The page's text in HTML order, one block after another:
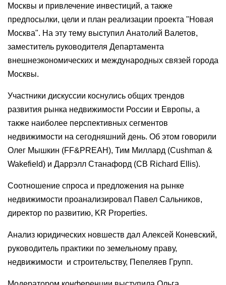
Москвы и привлечение инвестиций, а также
предпосылки, цели и план реализации проекта "Новая
Москва". На эту тему выступил Анатолий Валетов,
заместитель руководителя Департамента
внешнеэкономических и международных связей города
Москвы.
Участники дискуссии коснулись общих трендов
развития рынка недвижимости России и Европы, а
также наиболее перспективных сегментов
недвижимости на сегодняшний день. Об этом говорили
Олег Мышкин (FF&PREAH), Тим Миллард (Cushman &
Wakefield) и Даррэлл Станафорд (CB Richard Ellis).
Соотношение спроса и предложения на рынке
недвижимости проанализировал Павел Сальников,
директор по развитию, KR Properties.
Анализ юридических новшеств дал Алексей Коневский,
руководитель практики по земельному праву,
недвижимости и строительству, Пепеляев Групп.